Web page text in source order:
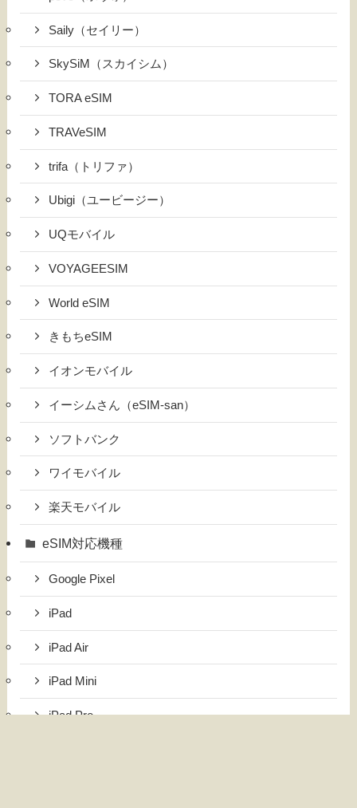
Saily（セイリー）
SkySiM（スカイシム）
TORA eSIM
TRAVeSIM
trifa（トリファ）
Ubigi（ユービージー）
UQモバイル
VOYAGEESIM
World eSIM
きもちeSIM
イオンモバイル
イーシムさん（eSIM-san）
ソフトバンク
ワイモバイル
楽天モバイル
eSIM対応機種
Google Pixel
iPad
iPad Air
iPad Mini
iPad Pro